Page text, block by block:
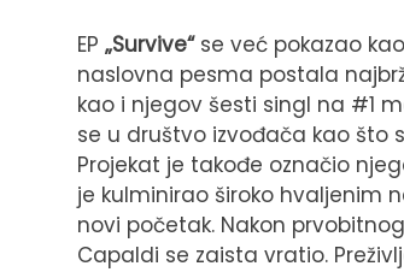
EP „Survive“se već pokazao
naslovna pesma postala
kao i njegov šesti singl na #1
se u društvo izvođača kao što
Projekat je takođe označio
je kulminirao široko hvaljenim
novi početak. Nakon
Capaldi se zaista vratio.